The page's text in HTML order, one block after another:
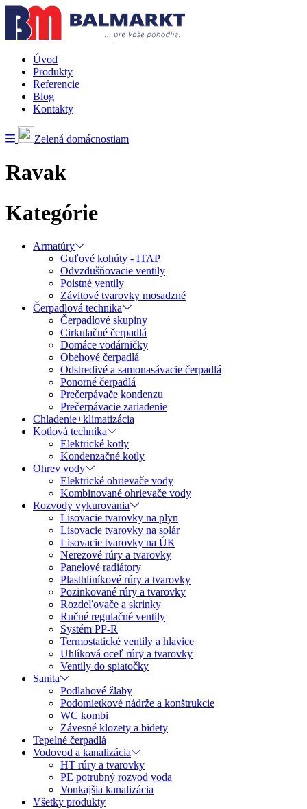
Úvod
Produkty
Referencie
Blog
Kontakty
Zelená domácnostiam
Ravak
Kategórie
Armatúry
Guľové kohúty - ITAP
Odvzdušňovacie ventily
Poistné ventily
Závitové tvarovky mosadzné
Čerpadlová technika
Čerpadlové skupiny
Cirkulačné čerpadlá
Domáce vodárničky
Obehové čerpadlá
Odstredivé a samonasávacie čerpadlá
Ponorné čerpadlá
Prečerpávače kondenzu
Prečerpávacie zariadenie
Chladenie+klimatizácia
Kotlová technika
Elektrické kotly
Kondenzačné kotly
Ohrev vody
Elektrické ohrievače vody
Kombinované ohrievače vody
Rozvody vykurovania
Lisovacie tvarovky na plyn
Lisovacie tvarovky na solár
Lisovacie tvarovky na ÚK
Nerezové rúry a tvarovky
Panelové radiátory
Plasthliníkové rúry a tvarovky
Pozinkované rúry a tvarovky
Rozdeľovače a skrinky
Ručné regulačné ventily
Systém PP-R
Termostatické ventily a hlavice
Uhlíková oceľ rúry a tvarovky
Ventily do spiatočky
Sanita
Podlahové žlaby
Podomietkové nádrže a konštrukcie
WC kombi
Závesné klozety a bidety
Tepelné čerpadlá
Vodovod a kanalizácia
HT rúry a tvarovky
PE potrubný rozvod voda
Vonkajšia kanalizácia
Všetky produkty